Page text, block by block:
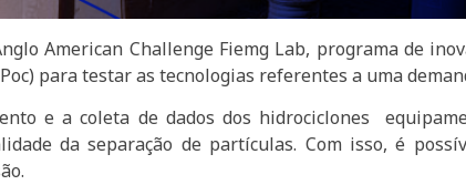
American Challenge Fiemg Lab, programa de
para testar as tecnologias referentes a uma
e a coleta de dados dos hidrociclones
da separação de partículas. Com isso, é